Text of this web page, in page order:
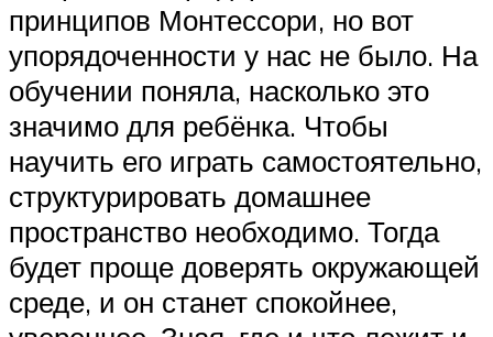
принципов Монтессори, но вот
упорядоченности у нас не было. На
обучении поняла, насколько это
значимо для ребёнка. Чтобы
научить его играть самостоятельно,
структурировать домашнее
пространство необходимо. Тогда
будет проще доверять окружающей
среде, и он станет спокойнее,